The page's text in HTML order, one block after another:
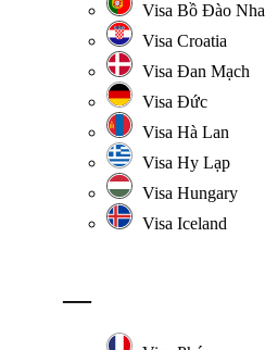
Visa Bồ Đào Nha
Visa Croatia
Visa Đan Mạch
Visa Đức
Visa Hà Lan
Visa Hy Lạp
Visa Hungary
Visa Iceland
—